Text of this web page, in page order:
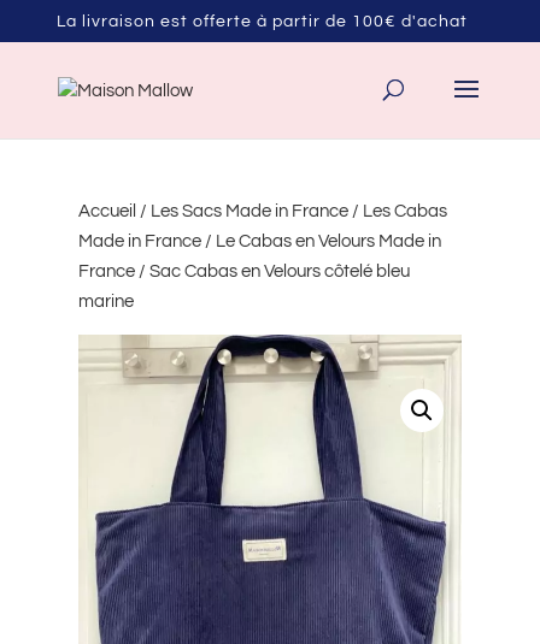
La livraison est offerte à partir de 100€ d'achat
Accueil / Les Sacs Made in France/ Les Cabas
Made in France/ Le Cabas en Velours Made in
France/ Sac Cabas en Velours côtelé bleu
marine